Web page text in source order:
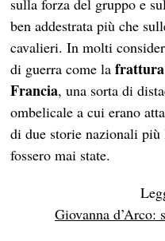
sulla forza del gruppo e
ben addestrata più che
cavalieri. In molti
di guerra come la
Francia, una sorta di
ombelicale a cui erano
di due storie nazionali
fossero mai state.
Giovanna d’Arco: